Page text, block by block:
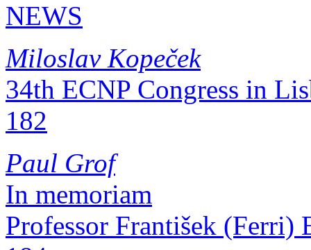
NEWS
Miloslav Kopeček
34th ECNP Congress in
182
Paul Grof
In memoriam
Professor František (Ferri)